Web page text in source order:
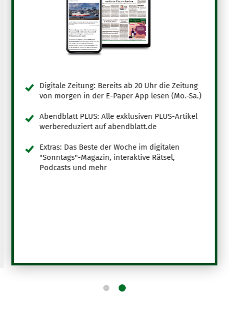
Digitale Zeitung: Bereits ab 20 Uhr die Zeitung
von morgen in der E-Paper App lesen (Mo.-Sa.)
Abendblatt PLUS: Alle exklusiven PLUS-Artikel
werbereduziert auf abendblatt.de
Extras: Das Beste der Woche im digitalen
"Sonntags"-Magazin, interaktive Rätsel,
Podcasts und mehr